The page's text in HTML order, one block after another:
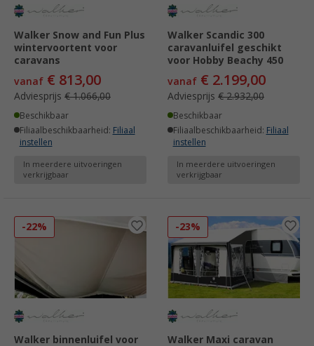
Walker Snow and Fun Plus
wintervoortent voor
caravans
vanaf € 813,00
Adviesprijs € 1.066,00
Beschikbaar
Filiaalbeschikbaarheid: Filiaal
instellen
In meerdere uitvoeringen
verkrijgbaar
Walker Scandic 300
caravanluifel geschikt
voor Hobby Beachy 450
vanaf € 2.199,00
Adviesprijs € 2.932,00
Beschikbaar
Filiaalbeschikbaarheid: Filiaal
instellen
In meerdere uitvoeringen
verkrijgbaar
-22%
Walker binnenluifel voor
-23%
Walker Maxi caravan